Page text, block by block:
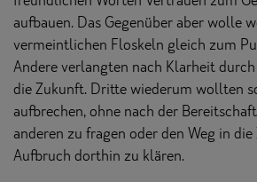
aufbauen. Das Gegenüber aber wolle
vermeintlichen Floskeln gleich zum
Andere verlangten nach Klarheit
die Zukunft. Dritte wiederum wollten
aufbrechen, ohne nach der
anderen zu fragen oder den Weg in
Aufbruch dorthin zu klären.